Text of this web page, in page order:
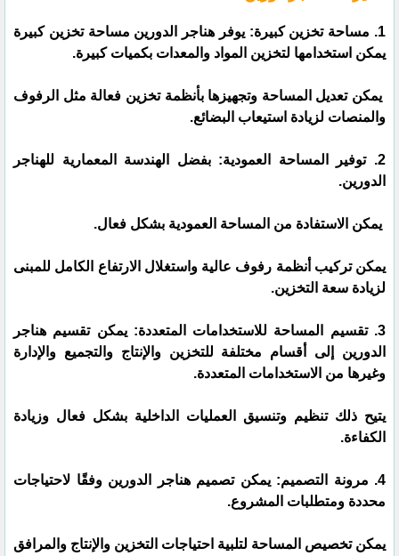
1. مساحة تخزين كبيرة: يوفر هناجر الدورين مساحة تخزين كبيرة
يمكن استخدامها لتخزين المواد والمعدات بكميات كبيرة.
يمكن تعديل المساحة وتجهيزها بأنظمة تخزين فعالة مثل الرفوف
والمنصات لزيادة استيعاب البضائع.
2. توفير المساحة العمودية: بفضل الهندسة المعمارية للهناجر
الدورين.
يمكن الاستفادة من المساحة العمودية بشكل فعال.
يمكن تركيب أنظمة رفوف عالية واستغلال الارتفاع الكامل للمبنى
لزيادة سعة التخزين.
3. تقسيم المساحة للاستخدامات المتعددة: يمكن تقسيم هناجر
الدورين إلى أقسام مختلفة للتخزين والإنتاج والتجميع والإدارة
وغيرها من الاستخدامات المتعددة.
يتيح ذلك تنظيم وتنسيق العمليات الداخلية بشكل فعال وزيادة
الكفاءة.
4. مرونة التصميم: يمكن تصميم هناجر الدورين وفقًا لاحتياجات
محددة ومتطلبات المشروع.
يمكن تخصيص المساحة لتلبية احتياجات التخزين والإنتاج والمرافق